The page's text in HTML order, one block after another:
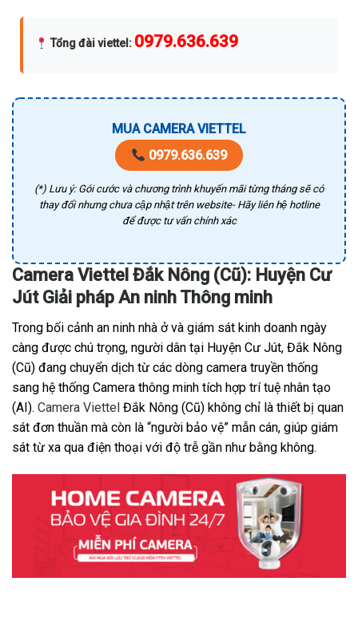
Tổng đài viettel : 0979.636.639
MUA CAMERA VIETTEL
0979.636.639
(*) Lưu ý: Gói cước và chương trình khuyến mãi từng tháng sẽ có
thay đổi nhưng chưa cập nhật trên website- Hãy liên hệ hotline
để được tư vấn chính xác
Camera Viettel Đắk Nông (Cũ): Huyện Cư
Jút Giải pháp An ninh Thông minh
Trong bối cảnh an ninh nhà ở và giám sát kinh doanh ngày
càng được chú trọng, người dân tại Huyện Cư Jút, Đắk Nông
(Cũ) đang chuyển dịch từ các dòng camera truyền thống
sang hệ thống Camera thông minh tích hợp trí tuệ nhân tạo
(AI). Camera Viettel Đắk Nông (Cũ) không chỉ là thiết bị quan
sát đơn thuần mà còn là “người bảo vệ” mẫn cán, giúp giám
sát từ xa qua điện thoại với độ trễ gần như bằng không.